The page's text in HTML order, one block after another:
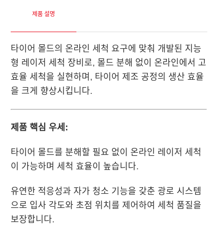
제품 설명
타이어 몰드의 온라인 세척 요구에 맞춰 개발된 지능
형 레이저 세척 장비로, 몰드 분해 없이 온라인에서 고
효율 세척을 실현하며, 타이어 제조 공정의 생산 효율
을 크게 향상시킵니다.
제품 핵심 우세:
타이어 몰드를 분해할 필요 없이 온라인 레이저 세척
이 가능하며 세척 효율이 높습니다.
유연한 적응성과 자가 청소 기능을 갖춘 광로 시스템
으로 입사 각도와 초점 위치를 제어하여 세척 품질을
보장합니다.